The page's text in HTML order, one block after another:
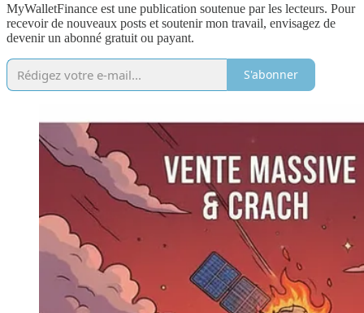
MyWalletFinance est une publication soutenue par les lecteurs. Pour
recevoir de nouveaux posts et soutenir mon travail, envisagez de
devenir un abonné gratuit ou payant.
S'abonner